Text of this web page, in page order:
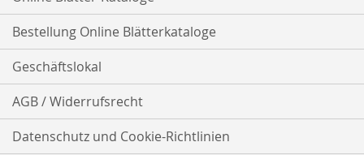
Bestellung Online Blätterkataloge
Geschäftslokal
AGB / Widerrufsrecht
Datenschutz und Cookie-Richtlinien